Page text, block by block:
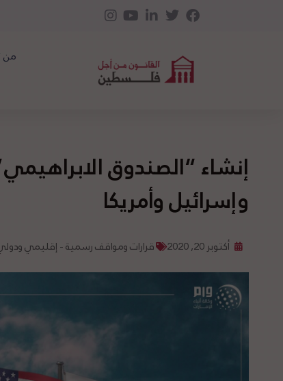
من
إنشاء “الصندوق
وإسرائيل وأمريكا
أكتوبر 20, 2020 قرارات ومواقف رسمية - إقليمي